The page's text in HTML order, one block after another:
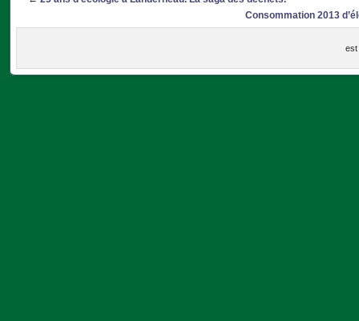
Consommation 2013